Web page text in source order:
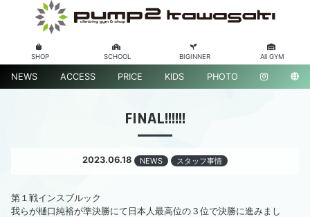
SHOP SCHOOL BIGINNER All GYM
NEWS ACCESS PRICE KIDS PHOTO
FINAL!!!!!!
2023.06.18 NEWS スタッフ事情
第１戦インスブルック
我らが樋口純裕が準決勝にて日本人最高位の３位で決勝に進みまし